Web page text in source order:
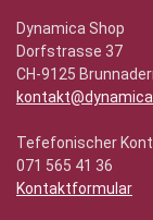
Dynamica Shop
Dorfstrasse 37
CH-9125
Tefefonischer
071 565 41 36
Kontaktformular